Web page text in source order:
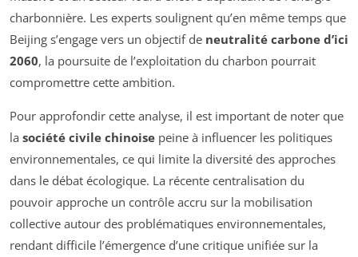
charbonnière. Les experts soulignent qu’en même temps que
Beijing s’engage vers un objectif de neutralité carbone d’ici
2060, la poursuite de l’exploitation du charbon pourrait
compromettre cette ambition.
Pour approfondir cette analyse, il est important de noter que
la société civile chinoise peine à influencer les politiques
environnementales, ce qui limite la diversité des approches
dans le débat écologique. La récente centralisation du
pouvoir approche un contrôle accru sur la mobilisation
collective autour des problématiques environnementales,
rendant difficile l’émergence d’une critique unifiée sur la